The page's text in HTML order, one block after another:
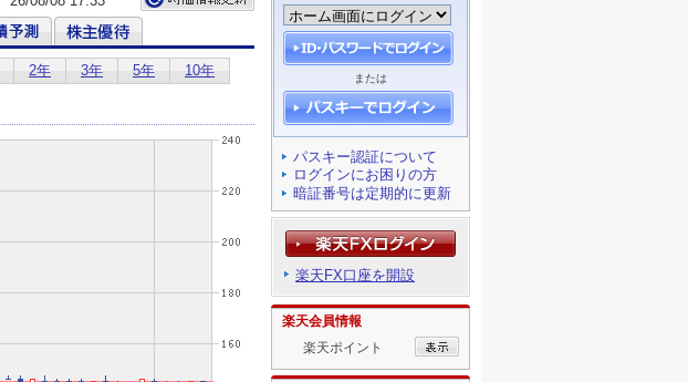
または
パスキー認証について
ログインにお困りの方
暗証番号は定期的に更新
楽天FX口座を開設
楽天会員情報
楽天ポイント